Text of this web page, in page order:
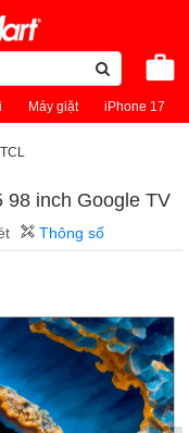
Máy giặt iPhone 17
98 inch Google TV
Thông số